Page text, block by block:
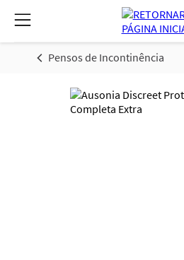
Pensos de Incontinência